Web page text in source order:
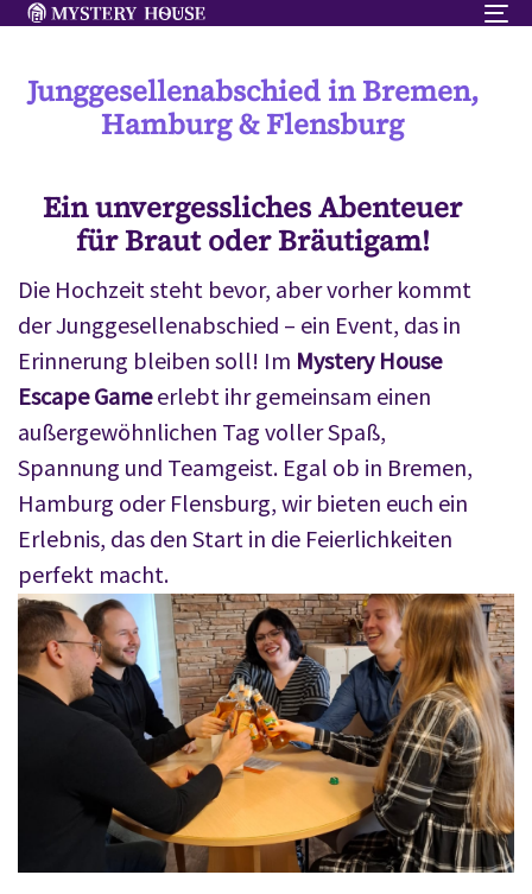
Junggesellenabschied in Bremen,
Hamburg & Flensburg
Ein unvergessliches Abenteuer
für Braut oder Bräutigam!
Die Hochzeit steht bevor, aber vorher kommt
der Junggesellenabschied – ein Event, das in
Erinnerung bleiben soll! Im Mystery House
Escape Gameerlebt ihr gemeinsam einen
außergewöhnlichen Tag voller Spaß,
Spannung und Teamgeist. Egal ob in Bremen,
Hamburg oder Flensburg, wir bieten euch ein
Erlebnis, das den Start in die Feierlichkeiten
perfekt macht.